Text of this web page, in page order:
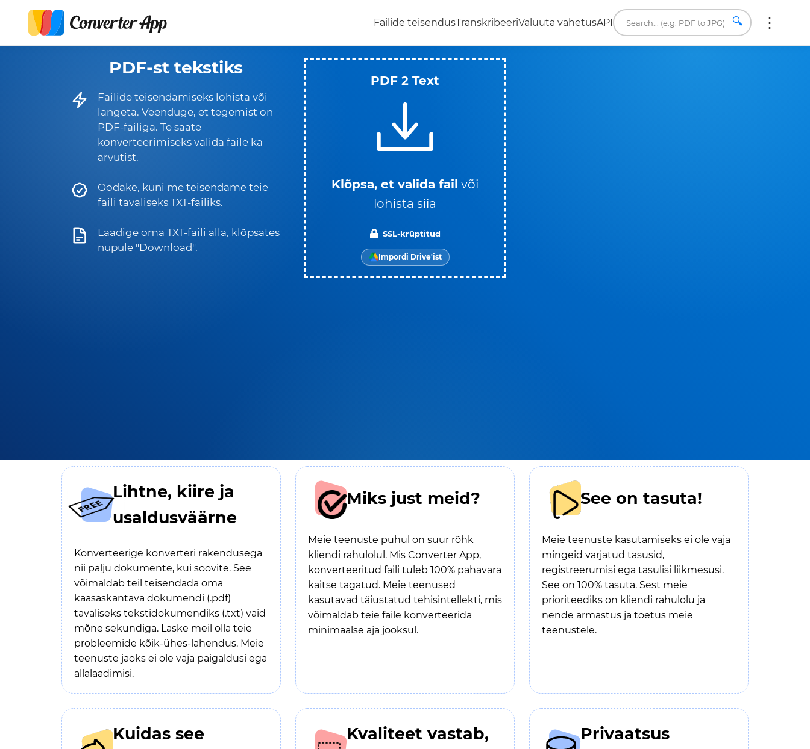
Failide teisendusTranskribeeriValuuta vahetusAPI 🔍
PDF-st tekstiks
Failide teisendamiseks lohista või
langeta. Veenduge, et tegemist on
PDF-failiga. Te saate
konverteerimiseks valida faile ka
arvutist.
Oodake, kuni me teisendame teie
faili tavaliseks TXT-failiks.
Laadige oma TXT-faili alla, klõpsates
nupule "Download".
PDF 2 Text
Klõpsa, et valida fail või
lohista siia
SSL-krüptitud
Impordi Drive'ist
Lihtne, kiire ja
usaldusväärne
Konverteerige konverteri rakendusega
nii palju dokumente, kui soovite. See
võimaldab teil teisendada oma
kaasaskantava dokumendi (.pdf)
tavaliseks tekstidokumendiks (.txt) vaid
mõne sekundiga. Laske meil olla teie
probleemide kõik-ühes-lahendus. Meie
teenuste jaoks ei ole vaja paigaldusi ega
allalaadimisi.
Miks just meid?
Meie teenuste puhul on suur rõhk
kliendi rahulolul. Mis Converter App,
konverteeritud faili tuleb 100% pahavara
kaitse tagatud. Meie teenused
kasutavad täiustatud tehisintellekti, mis
võimaldab teie faile konverteerida
minimaalse aja jooksul.
See on tasuta!
Meie teenuste kasutamiseks ei ole vaja
mingeid varjatud tasusid,
registreerumisi ega tasulisi liikmesusi.
See on 100% tasuta. Sest meie
prioriteediks on kliendi rahulolu ja
nende armastus ja toetus meie
teenustele.
Kuidas see
Kvaliteet vastab,
Privaatsus